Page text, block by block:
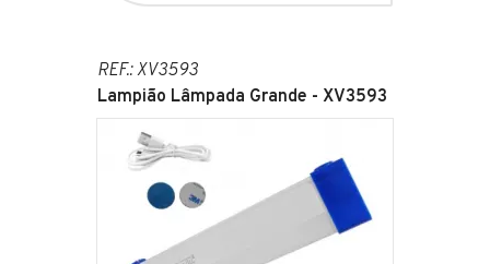
REF.: XV3593
Lampião Lâmpada Grande - XV3593